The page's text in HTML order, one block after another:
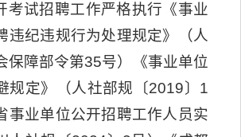
考试招聘工作严格执行《事业
违纪违规行为处理规定》（人
保障部令第35号）《事业单位
规定》（人社部规〔2019〕1
事业单位公开招聘工作人员实